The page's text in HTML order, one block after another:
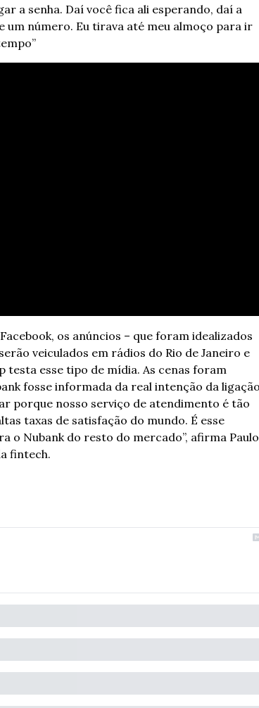
a senha. Daí você fica ali esperando, daí a
um número. Eu tirava até meu almoço para ir
os anúncios – que foram idealizados
veiculados em rádios do Rio de Janeiro e
testa esse tipo de mídia. As cenas foram
porque nosso serviço de atendimento é tão
taxas de satisfação do mundo. É esse
o Nubank do resto do mercado”, afirma Paulo
fintech.